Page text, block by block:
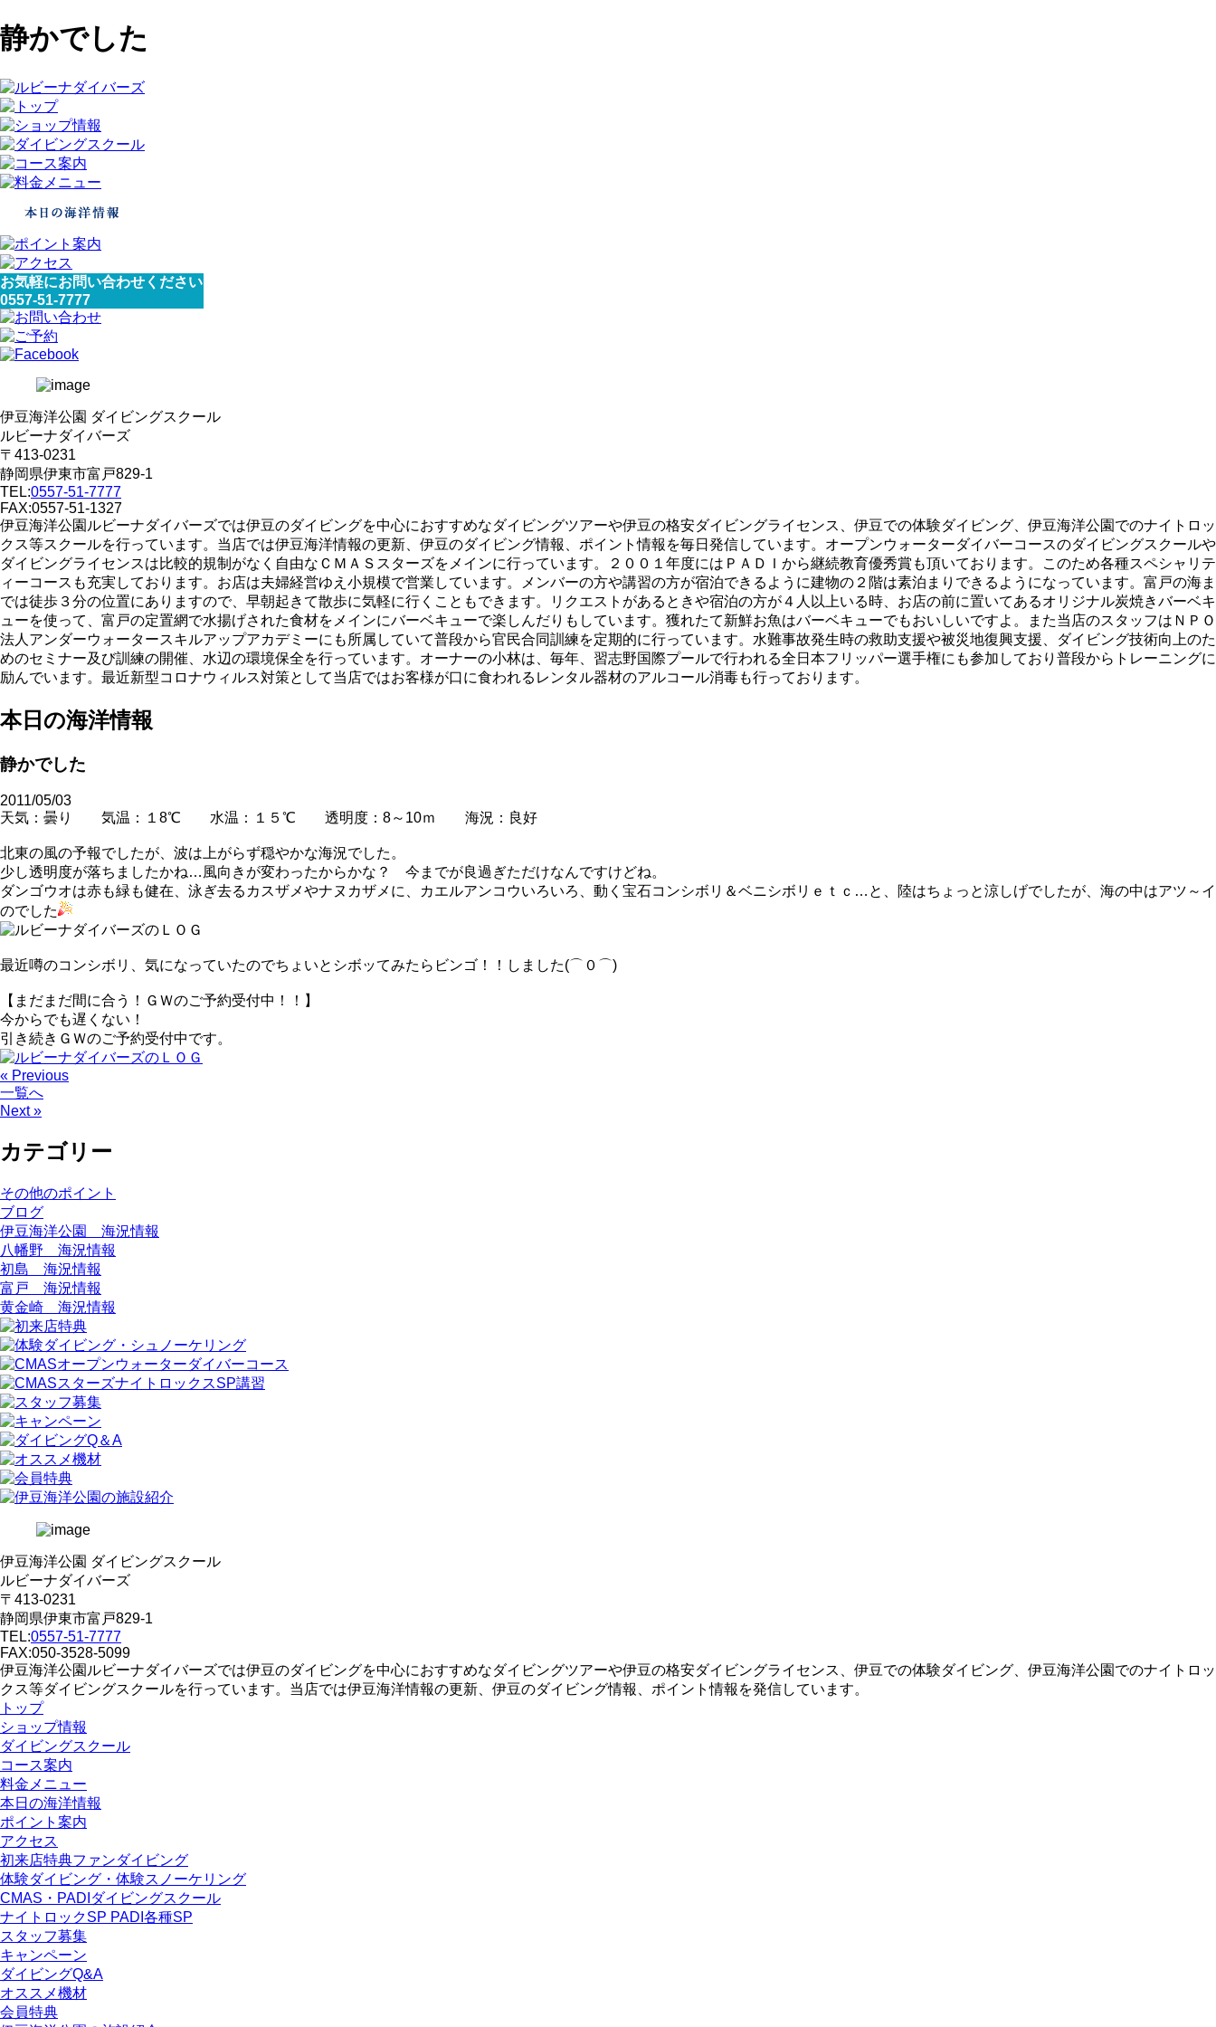
静かでした
お気軽にお問い合わせください
0557-51-7777
伊豆海洋公園 ダイビングスクール
ルビーナダイバーズ
〒413-0231
静岡県伊東市富戸829-1
TEL:0557-51-7777
FAX:0557-51-1327
伊豆海洋公園ルビーナダイバーズでは伊豆のダイビングを中心におすすめなダイビングツアーや伊豆の格安ダイビングライセンス、伊豆での体験ダイビング、伊豆海洋公園でのナイトロッ
クス等スクールを行っています。当店では伊豆海洋情報の更新、伊豆のダイビング情報、ポイント情報を毎日発信しています。オープンウォーターダイバーコースのダイビングスクールや
ダイビングライセンスは比較的規制がなく自由なＣＭＡＳスターズをメインに行っています。２００１年度にはＰＡＤＩから継続教育優秀賞も頂いております。このため各種スペシャリテ
ィーコースも充実しております。お店は夫婦経営ゆえ小規模で営業しています。メンバーの方や講習の方が宿泊できるように建物の２階は素泊まりできるようになっています。富戸の海ま
では徒歩３分の位置にありますので、早朝起きて散歩に気軽に行くこともできます。リクエストがあるときや宿泊の方が４人以上いる時、お店の前に置いてあるオリジナル炭焼きバーベキ
ューを使って、富戸の定置網で水揚げされた食材をメインにバーベキューで楽しんだりもしています。獲れたて新鮮お魚はバーベキューでもおいしいですよ。また当店のスタッフはＮＰＯ
法人アンダーウォータースキルアップアカデミーにも所属していて普段から官民合同訓練を定期的に行っています。水難事故発生時の救助支援や被災地復興支援、ダイビング技術向上のた
めのセミナー及び訓練の開催、水辺の環境保全を行っています。オーナーの小林は、毎年、習志野国際プールで行われる全日本フリッパー選手権にも参加しており普段からトレーニングに
励んでいます。最近新型コロナウィルス対策として当店ではお客様が口に食われるレンタル器材のアルコール消毒も行っております。
本日の海洋情報
静かでした
2011/05/03
天気：曇り 気温：１8℃ 水温：１５℃ 透明度：8～10ｍ 海況：良好
北東の風の予報でしたが、波は上がらず穏やかな海況でした。
少し透明度が落ちましたかね…風向きが変わったからかな？ 今までが良過ぎただけなんですけどね。
ダンゴウオは赤も緑も健在、泳ぎ去るカスザメやナヌカザメに、カエルアンコウいろいろ、動く宝石コンシボリ＆ベニシボリｅｔｃ…と、陸はちょっと涼しげでしたが、海の中はアツ～イ
のでした
最近噂のコンシボリ、気になっていたのでちょいとシボッてみたらビンゴ！！しました(⌒０⌒)
【まだまだ間に合う！ＧＷのご予約受付中！！】
今からでも遅くない！
引き続きＧＷのご予約受付中です。
« Previous
一覧へ
Next »
カテゴリー
その他のポイント
ブログ
伊豆海洋公園 海況情報
八幡野 海況情報
初島 海況情報
富戸 海況情報
黄金崎 海況情報
伊豆海洋公園 ダイビングスクール
ルビーナダイバーズ
〒413-0231
静岡県伊東市富戸829-1
TEL:0557-51-7777
FAX:050-3528-5099
伊豆海洋公園ルビーナダイバーズでは伊豆のダイビングを中心におすすめなダイビングツアーや伊豆の格安ダイビングライセンス、伊豆での体験ダイビング、伊豆海洋公園でのナイトロッ
クス等ダイビングスクールを行っています。当店では伊豆海洋情報の更新、伊豆のダイビング情報、ポイント情報を発信しています。
トップ
ショップ情報
ダイビングスクール
コース案内
料金メニュー
本日の海洋情報
ポイント案内
アクセス
初来店特典ファンダイビング
体験ダイビング・体験スノーケリング
CMAS・PADIダイビングスクール
ナイトロックSP PADI各種SP
スタッフ募集
キャンペーン
ダイビングQ&A
オススメ機材
会員特典